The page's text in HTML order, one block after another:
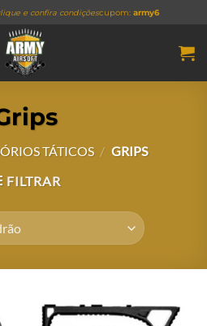
e confira condiçõescupom: army6
TÁTICOS / GRIPS
FILTRAR